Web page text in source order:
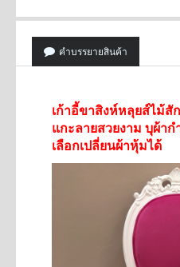
คำบรรยายสินค้า
เก้าอี้ขาสิงห์หลุยส์ไม้
แกะลายสวยงาม บุผ้า
เลือกเปลี่ยนผ้าหุ้มได้